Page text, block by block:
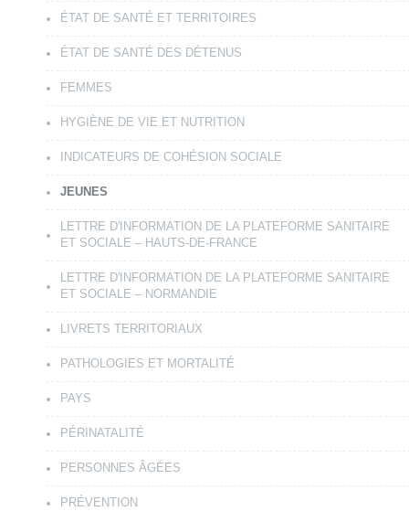
ÉTAT DE SANTÉ ET TERRITOIRES
ÉTAT DE SANTÉ DES DÉTENUS
FEMMES
HYGIÈNE DE VIE ET NUTRITION
INDICATEURS DE COHÉSION SOCIALE
JEUNES
LETTRE D'INFORMATION DE LA PLATEFORME SANITAIRE
ET SOCIALE – HAUTS-DE-FRANCE
LETTRE D'INFORMATION DE LA PLATEFORME SANITAIRE
ET SOCIALE – NORMANDIE
LIVRETS TERRITORIAUX
PATHOLOGIES ET MORTALITÉ
PAYS
PÉRINATALITÉ
PERSONNES ÂGÉES
PRÉVENTION